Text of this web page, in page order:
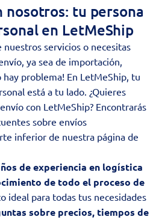
nosotros: tu persona
en LetMeShip
nuestros servicios o necesitas
ya sea de importación,
hay problema! En LetMeShip, tu
está a tu lado. ¿Quieres
con LetMeShip? Encontrarás
sobre envíos
inferior de nuestra página de
de experiencia en logística
de todo el proceso de
ideal para todas tus necesidades
sobre precios, tiempos de